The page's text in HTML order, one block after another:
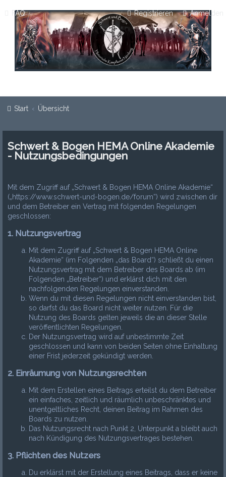
FAQ Anmelden
Registrieren
Start Übersicht
Schwert & Bogen HEMA Online Akademie
- Nutzungsbedingungen
Mit dem Zugriff auf „Schwert & Bogen HEMA Online Akademie“
(„https://www.schwert-und-bogen.de/forum“) wird zwischen dir
und dem Betreiber ein Vertrag mit folgenden Regelungen
geschlossen:
1. Nutzungsvertrag
Mit dem Zugriff auf „Schwert & Bogen HEMA Online
Akademie“ (im Folgenden „das Board“) schließt du einen
Nutzungsvertrag mit dem Betreiber des Boards ab (im
Folgenden „Betreiber“) und erklärst dich mit den
nachfolgenden Regelungen einverstanden.
Wenn du mit diesen Regelungen nicht einverstanden bist,
so darfst du das Board nicht weiter nutzen. Für die
Nutzung des Boards gelten jeweils die an dieser Stelle
veröffentlichten Regelungen.
Der Nutzungsvertrag wird auf unbestimmte Zeit
geschlossen und kann von beiden Seiten ohne Einhaltung
einer Frist jederzeit gekündigt werden.
2. Einräumung von Nutzungsrechten
Mit dem Erstellen eines Beitrags erteilst du dem Betreiber
ein einfaches, zeitlich und räumlich unbeschränktes und
unentgeltliches Recht, deinen Beitrag im Rahmen des
Boards zu nutzen.
Das Nutzungsrecht nach Punkt 2, Unterpunkt a bleibt auch
nach Kündigung des Nutzungsvertrages bestehen.
3. Pflichten des Nutzers
Du erklärst mit der Erstellung eines Beitrags, dass er keine